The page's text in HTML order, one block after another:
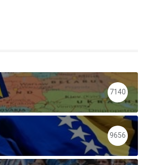
7140
9656